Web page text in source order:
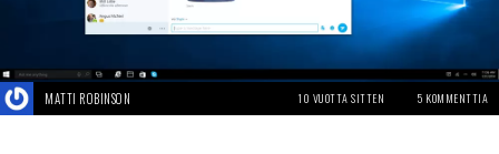
MATTI ROBINSON 10 VUOTTA SITTEN 5 KOMMENTTIA